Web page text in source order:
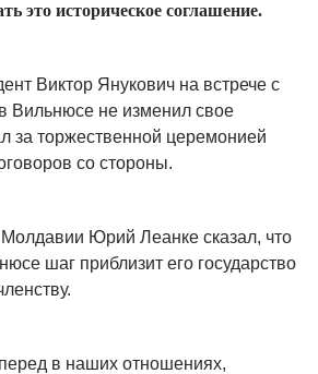
это историческое соглашение.
Виктор Янукович на встрече с
Вильнюсе не изменил свое
за торжественной церемонией
со стороны.
Юрий Леанке сказал, что
шаг приблизит его государство
в наших отношениях,